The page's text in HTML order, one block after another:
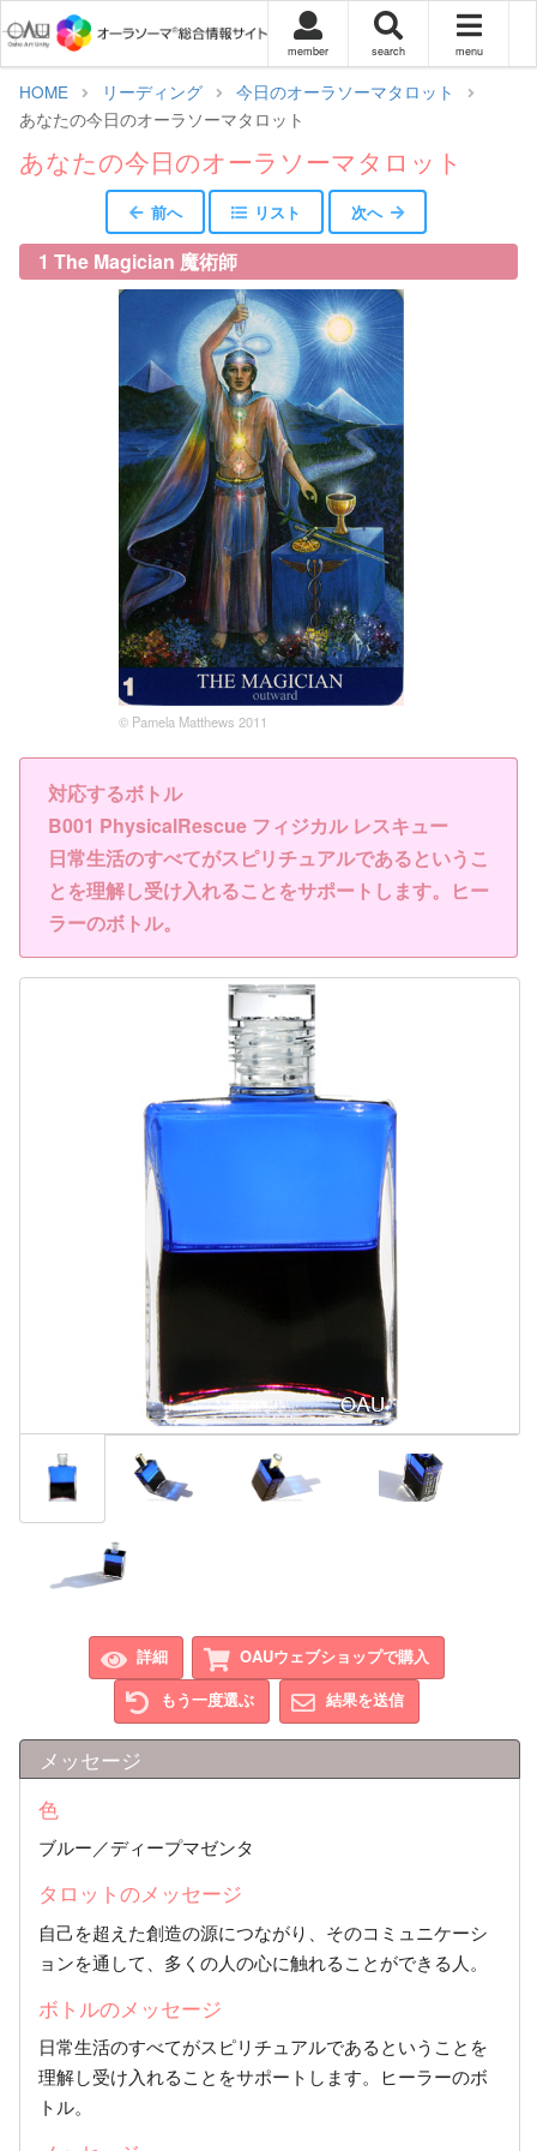
member search menu
HOME リーディング
今日のオーラソーマタロット
あなたの今日のオーラソーマタロット
あなたの今日のオーラソーマタロット
前へ リスト 次へ
1 The Magician 魔術師
© Pamela Matthews 2011
対応するボトル
B001 PhysicalRescue フィジカル レスキュー
日常生活のすべてがスピリチュアルであるというこ
とを理解し受け入れることをサポートします。ヒー
ラーのボトル。
詳細
OAUウェブショップで購入
もう一度選ぶ
結果を送信
メッセージ
色
ブルー／ディープマゼンタ
タロットのメッセージ
自己を超えた創造の源につながり、そのコミュニケーシ
ョンを通して、多くの人の心に触れることができる人。
ボトルのメッセージ
日常生活のすべてがスピリチュアルであるということを
理解し受け入れることをサポートします。ヒーラーのボ
トル。